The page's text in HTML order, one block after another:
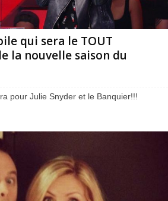
qui sera le TOUT
la nouvelle saison du
pour Julie Snyder et le Banquier!!!